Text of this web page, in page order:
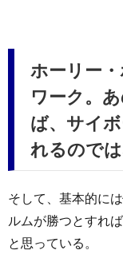
ホーリー
ワーク。
ば、サイ
れるので
そして、基本的に
ルムが勝つとすれ
と思っている。